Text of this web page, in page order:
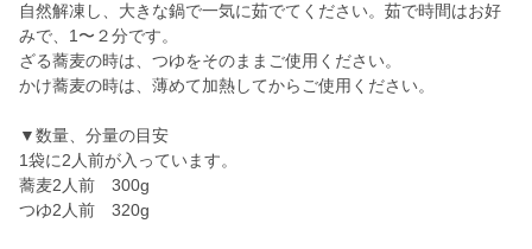
自然解凍し、大きな鍋で一気に茹でてください。茹で時間はお好
みで、1〜２分です。
ざる蕎麦の時は、つゆをそのままご使用ください。
かけ蕎麦の時は、薄めて加熱してからご使用ください。
▼数量、分量の目安
1袋に2人前が入っています。
蕎麦2人前 300g
つゆ2人前 320g